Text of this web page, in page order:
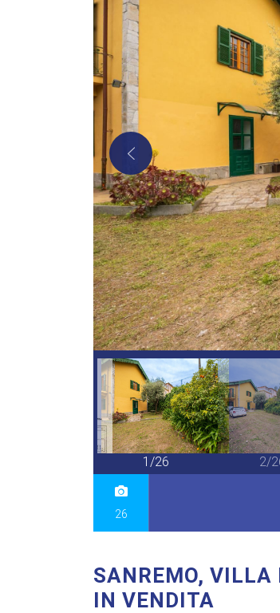
1/26 2/
26
SANREMO,
IN VENDITA